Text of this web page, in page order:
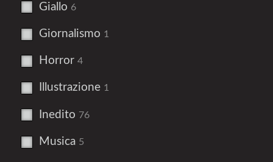
Giallo 6
Giornalismo 1
Horror4
Illustrazione 1
Inedito 76
Musica 5